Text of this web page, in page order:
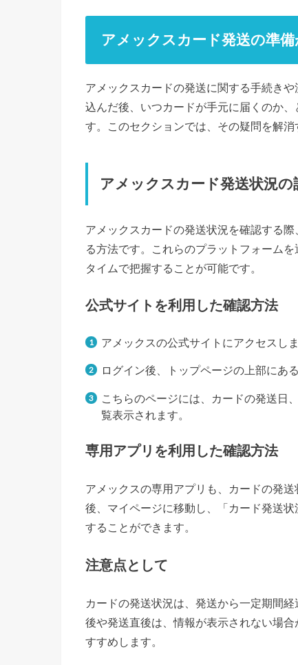
アメックスカード発送の準
アメックスカードの発送に関する手続き
込んだ後、いつカードが手元に届くのか
す。このセクションでは、その疑問を解消
アメックスカード発送状況の
アメックスカードの発送状況を確認する
る方法です。これらのプラットフォーム
タイムで把握することが可能です。
公式サイトを利用した確認方法
アメックスの公式サイトにアクセスしま
ログイン後、トップページの上部にあ
こちらのページには、カードの発送日
覧表示されます。
専用アプリを利用した確認方法
アメックスの専用アプリも、カードの発
後、マイページに移動し、「カード発送
することができます。
注意点として
カードの発送状況は、発送から一定期間
後や発送直後は、情報が表示されない場
すすめします。